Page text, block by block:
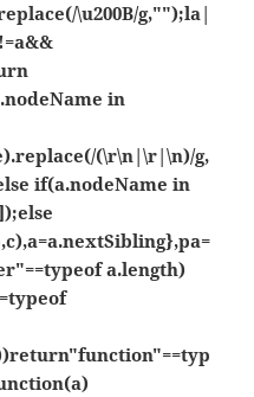
\u200B/g,"");la|
in
(\r\n|\r|\n)/g,
if(a.nodeName in
a.length)